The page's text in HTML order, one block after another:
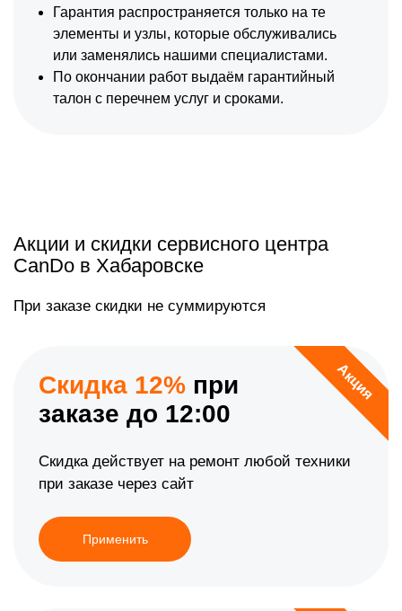
Гарантия распространяется только на те
элементы и узлы, которые обслуживались
или заменялись нашими специалистами.
По окончании работ выдаём гарантийный
талон с перечнем услуг и сроками.
Акции и скидки сервисного центра
CanDo в Хабаровске
При заказе скидки не суммируются
Акция
Скидка 12% при
заказе до 12:00
Скидка действует на ремонт любой техники
при заказе через сайт
Применить